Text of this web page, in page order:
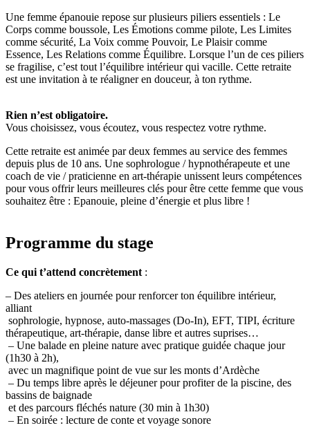
Une femme épanouie repose sur plusieurs piliers essentiels : Le
Corps comme boussole, Les Émotions comme pilote, Les Limites
comme sécurité, La Voix comme Pouvoir, Le Plaisir comme
Essence, Les Relations comme Équilibre. Lorsque l’un de ces piliers
se fragilise, c’est tout l’équilibre intérieur qui vacille. Cette retraite
est une invitation à te réaligner en douceur, à ton rythme.
Rien n’est obligatoire.
Vous choisissez, vous écoutez, vous respectez votre rythme.
Cette retraite est animée par deux femmes au service des femmes
depuis plus de 10 ans. Une sophrologue / hypnothérapeute et une
coach de vie / praticienne en art-thérapie unissent leurs compétences
pour vous offrir leurs meilleures clés pour être cette femme que vous
souhaitez être : Epanouie, pleine d’énergie et plus libre !
Programme du stage
Ce qui t’attend concrètement :
– Des ateliers en journée pour renforcer ton équilibre intérieur,
alliant
sophrologie, hypnose, auto-massages (Do-In), EFT, TIPI, écriture
thérapeutique, art-thérapie, danse libre et autres suprises…
– Une balade en pleine nature avec pratique guidée chaque jour
(1h30 à 2h),
avec un magnifique point de vue sur les monts d’Ardèche
– Du temps libre après le déjeuner pour profiter de la piscine, des
bassins de baignade
et des parcours fléchés nature (30 min à 1h30)
– En soirée : lecture de conte et voyage sonore